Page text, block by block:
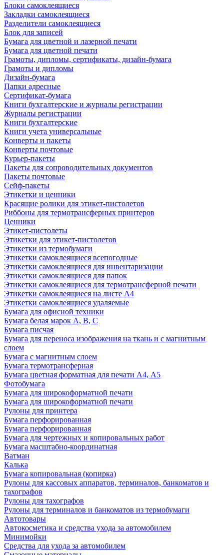
Блоки самоклеящиеся
Закладки самоклеящиеся
Разделители самоклеящиеся
Блок для записей
Бумага для цветной и лазерной печати
Бумага для цветной печати
Грамоты, дипломы, сертификаты, дизайн-бумага
Грамоты и дипломы
Дизайн-бумага
Папки адресные
Сертификат-бумага
Книги бухгалтерские и журналы регистрации
Журналы регистрации
Книги бухгалтерские
Книги учета универсальные
Конверты и пакеты
Конверты почтовые
Курьер-пакеты
Пакеты для сопроводительных документов
Пакеты почтовые
Сейф-пакеты
Этикетки и ценники
Красящие ролики для этикет-пистолетов
Риббоны для термотрансферных принтеров
Ценники
Этикет-пистолеты
Этикетки для этикет-пистолетов
Этикетки из термобумаги
Этикетки самоклеящиеся всепогодные
Этикетки самоклеящиеся для инвентаризации
Этикетки самоклеящиеся для папок
Этикетки самоклеящиеся для термотрансферной печати
Этикетки самоклеящиеся на листе А4
Этикетки самоклеящиеся удаляемые
Бумага для офисной техники
Бумага белая марок А, В, С
Бумага писчая
Бумага для переноса изображения на ткань и с магнитным
слоем
Бумага с магнитным слоем
Бумага термотрансферная
Бумага цветная форматная для печати А4, А5
Фотобумага
Бумага для широкоформатной печати
Бумага для широкоформатной печати
Рулоны для принтера
Бумага перфорированная
Бумага перфорированная
Бумага для чертежных и копировальных работ
Бумага масштабно-координатная
Ватман
Калька
Бумага копировальная (копирка)
Рулоны для кассовых аппаратов, терминалов, банкоматов и
тахографов
Рулоны для тахографов
Рулоны для терминалов и банкоматов из термобумаги
Автотовары
Автокосметика и средства ухода за автомобилем
Минимойки
Средства для ухода за автомобилем